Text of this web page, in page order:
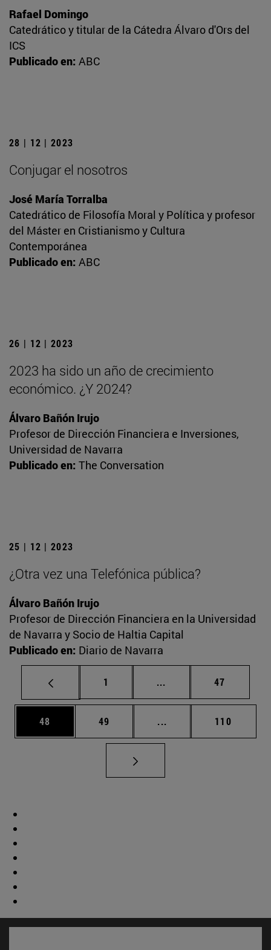
Rafael Domingo
Catedrático y titular de la Cátedra Álvaro d'Ors del
ICS
Publicado en: ABC
28 | 12 | 2023
Conjugar el nosotros
José María Torralba
Catedrático de Filosofía Moral y Política y profesor
del Máster en Cristianismo y Cultura
Contemporánea
Publicado en: ABC
26 | 12 | 2023
2023 ha sido un año de crecimiento
económico. ¿Y 2024?
Álvaro Bañón Irujo
Profesor de Dirección Financiera e Inversiones,
Universidad de Navarra
Publicado en: The Conversation
25 | 12 | 2023
¿Otra vez una Telefónica pública?
Álvaro Bañón Irujo
Profesor de Dirección Financiera en la Universidad
de Navarra y Socio de Haltia Capital
Publicado en: Diario de Navarra
Página
1 ... Páginas intermedias
Página
47
Página
48 Página
49 ... Páginas intermedias
Página
110